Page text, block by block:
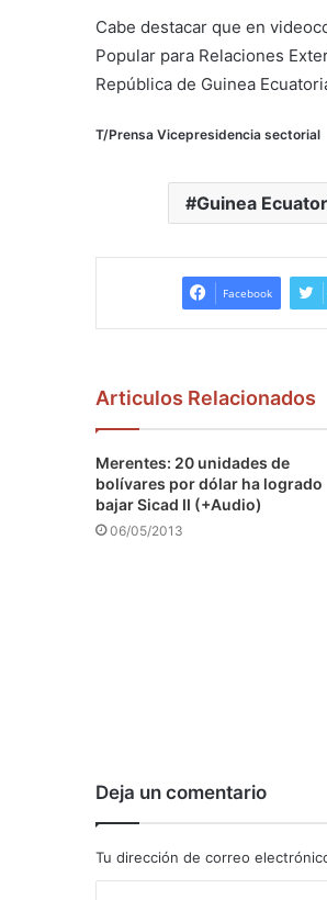
Cabe destacar que en
Popular para Relaciones
República de Guinea
T/Prensa Vicepresidencia sectorial
Guinea
Facebook
Articulos Relacionados
Merentes: 20 unidades de
bolívares por dólar ha logrado
bajar Sicad II (+Audio)
06/05/2013
Deja un comentario
Tu dirección de correo